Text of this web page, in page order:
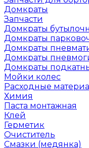
Домкраты
Запчасти
Домкраты
Домкраты
Домкраты
Домкраты
Домкраты
Мойки колес
Расходные
Химия
Паста монтажная
Клей
Герметик
Очиститель
Смазки (медянка)